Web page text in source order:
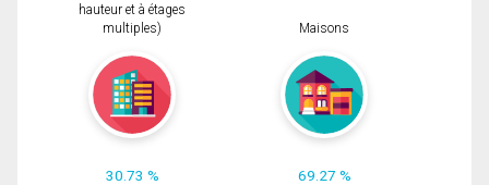
hauteur et à étages
multiples)
30.73 %
Maisons
69.27 %